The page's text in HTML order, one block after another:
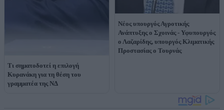
Τι σηματοδοτεί η επιλογή
Κυρανάκη για τη θέση του
γραμματέα της ΝΔ
Νέος υπουργός Αγροτικής
Ανάπτυξης ο Σχοινάς - Υφυπουργός
ο Λαζαρίδης, υπουργός Κλιματικής
Προστασίας ο Τουρνάς